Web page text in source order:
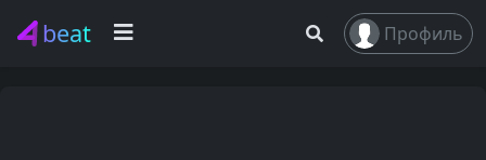
beat Профиль